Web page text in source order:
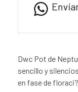
Dwc Pot de
sencillo y
en fase de